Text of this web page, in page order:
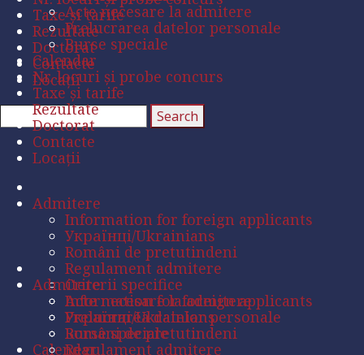
Taxe și tarife
Rezultate
Doctorat
Contacte
Locații
Acte necesare la admitere
Prelucrarea datelor personale
Burse speciale
Calendar
Nr. locuri și probe concurs
Taxe și tarife
Rezultate
Doctorat
Contacte
Locații
Admitere
Information for foreign applicants
Українці/Ukrainians
Români de pretutindeni
Regulament admitere
Criterii specifice
Acte necesare la admitere
Prelucrarea datelor personale
Burse speciale
Calendar
Admitere
Information for foreign applicants
Українці/Ukrainians
Români de pretutindeni
Regulament admitere